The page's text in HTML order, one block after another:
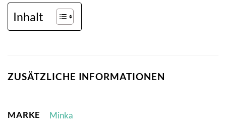
Inhalt
ZUSÄTZLICHE INFORMATIONEN
MARKE Minka